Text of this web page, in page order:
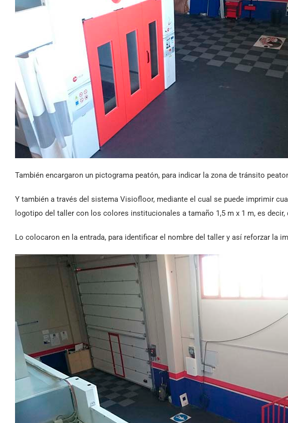
También encargaron un pictograma peatón, para indicar la zona de tránsito
Y también a través del sistema Visiofloor, mediante el cual se puede imprimir
logotipo del taller con los colores institucionales a tamaño 1,5 m x 1 m, es decir,
Lo colocaron en la entrada, para identificar el nombre del taller y así reforzar la